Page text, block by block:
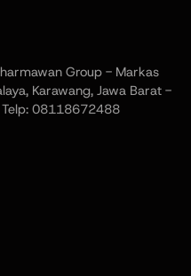
Group - Markas
Karawang, Jawa Barat -
Telp: 08118672488